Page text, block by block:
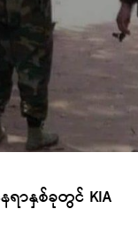
ရာနှစ်ခုတွင် KIA